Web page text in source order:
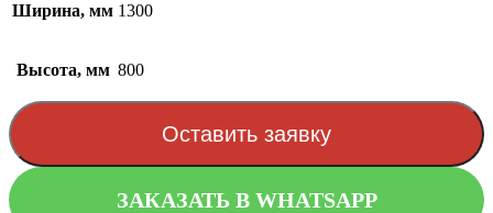
Ширина, мм 1300
Высота, мм 800
Оставить заявку
ЗАКАЗАТЬ В WHATSAPP